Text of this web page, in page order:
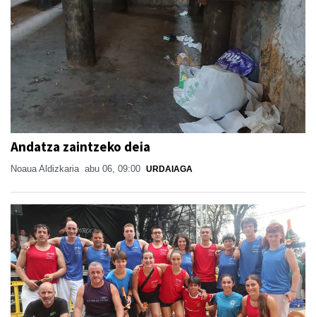
Andatza zaintzeko deia
Noaua Aldizkaria abu 06, 09:00 URDAIAGA